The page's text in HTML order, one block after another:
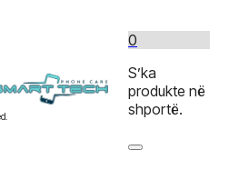
0
S’ka
produkte në
shportë.